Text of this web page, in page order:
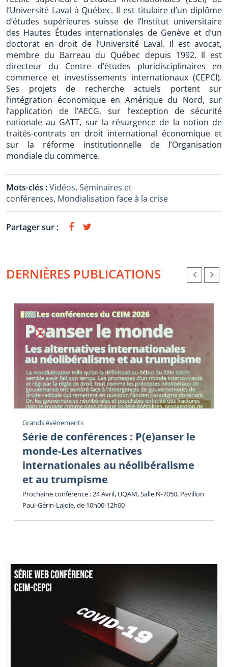
l’Université Laval à Québec. Il est titulaire d’un diplôme
d’études supérieures suisse de l’Institut universitaire
des Hautes Études internationales de Genève et d’un
doctorat en droit de l’Université Laval. Il est avocat,
membre du Barreau du Québec depuis 1992. Il est
directeur du Centre d’études pluridisciplinaires en
commerce et investissements internationaux (CEPCI).
Ses projets de recherche actuels portent sur
l’intégration économique en Amérique du Nord, sur
l’application de l’AECG, sur l’exception de sécurité
nationale au GATT, sur la résurgence de la notion de
traités-contrats en droit international économique et
sur la réforme institutionnelle de l’Organisation
mondiale du commerce.
Mots-clés :Vidéos, Séminaires et
conférences, Mondialisation face à la crise
Partager sur :
DERNIÈRES PUBLICATIONS
Grands événements
Série de conférences : P(e)anser le
monde-Les alternatives
internationales au néolibéralisme
et au trumpisme
Prochaine conférence : 24 Avril, UQAM, Salle N-7050, Pavillon
Paul-Gérin-Lajoie, de 10h00-12h00